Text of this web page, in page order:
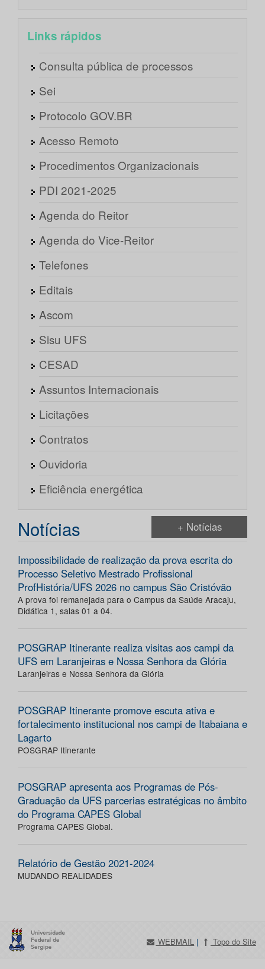
Links rápidos
Consulta pública de processos
Sei
Protocolo GOV.BR
Acesso Remoto
Procedimentos Organizacionais
PDI 2021-2025
Agenda do Reitor
Agenda do Vice-Reitor
Telefones
Editais
Ascom
Sisu UFS
CESAD
Assuntos Internacionais
Licitações
Contratos
Ouvidoria
Eficiência energética
Notícias + Notícias
Impossibilidade de realização da prova escrita do
Processo Seletivo Mestrado Profissional
ProfHistória/UFS 2026 no campus São Cristóvão
A prova foi remanejada para o Campus da Saúde Aracaju,
Didática 1, salas 01 a 04.
POSGRAP Itinerante realiza visitas aos campi da
UFS em Laranjeiras e Nossa Senhora da Glória
Laranjeiras e Nossa Senhora da Glória
POSGRAP Itinerante promove escuta ativa e
fortalecimento institucional nos campi de Itabaiana e
Lagarto
POSGRAP Itinerante
POSGRAP apresenta aos Programas de Pós-
Graduação da UFS parcerias estratégicas no âmbito
do Programa CAPES Global
Programa CAPES Global.
Relatório de Gestão 2021-2024
MUDANDO REALIDADES
WEBMAIL | Topo do Site